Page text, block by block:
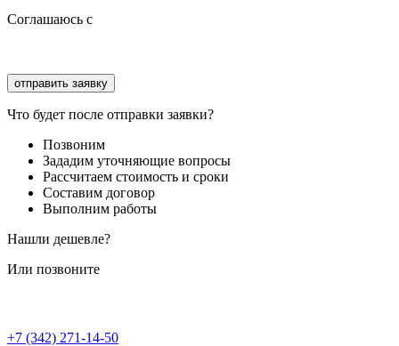
Соглашаюсь с
Что будет после отправки заявки?
Позвоним
Зададим уточняющие вопросы
Рассчитаем стоимость и сроки
Составим договор
Выполним работы
Нашли дешевле?
Или позвоните
+7 (342) 271-14-50